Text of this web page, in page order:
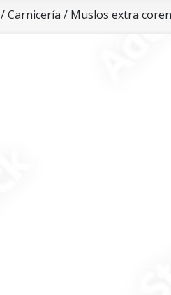
/Carnicería / Muslos extra coren